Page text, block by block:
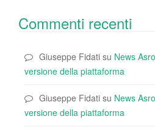
Commenti recenti
Giuseppe Fidati su News
versione della piattaforma
Giuseppe Fidati su News
versione della piattaforma